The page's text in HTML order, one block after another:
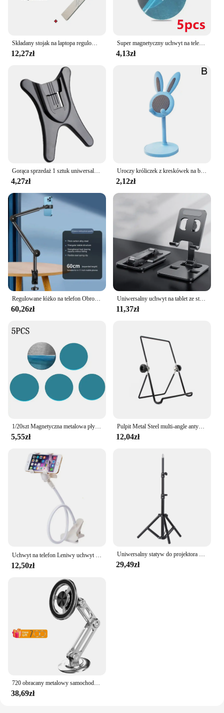
Składany stojak na laptopa regulowany przenośny uchwyt na notebooka z podstawką ABS do macbooka Air Pro akcesoria wygodne
12,27zł
Super magnetyczny uchwyt na telefon samochodowy na deskę rozdzielczą uchwyt na telefon komórkowy uchwyt magnetyczny w samochodzie dla iPhone 13 12 Samsung Redmi Xiaomi
4,13zł
Gorąca sprzedaż 1 sztuk uniwersalny wspornik lampy błyskowej stóp uchwyt stojak dostaw dla akcesoria do aparatu 2022 nowy A0z9
4,27zł
Uroczy króliczek z kreskówek na biurko Uchwyt na telefon komórkowy Stojak na smartfon Uchwyt na tablet Regulowany teleskopowy wspornik podnoszący dla leniwych
2,12zł
Regulowane łóżko na telefon Obrotowy o 360 stopni uchwyt dla leniwych Uchwyt z długim ramieniem Stojak na telefon o przekątnej 4 ~ 12,9 cala Boczny uchwyt na telefon
60,26zł
Uniwersalny uchwyt na tablet ze stopu aluminium do iPada Regulowany, elastyczny, składany, leniwy, stacjonarny uchwyt na telefon komórkowy na żywo
11,37zł
1/20szt Magnetyczna metalowa płytka do magnetycznego uchwytu samochodowego na telefon Uniwersalny stojak na naklejki z blachy żelaznej Uchwyt magnetyczny na telefon komórkowy
5,55zł
Pulpit Metal Steel multi-angle antypoślizgowy przenośny składany regulowany stojak uchwyt na IPad 2 3 4 Air Mini Tablet stojak uchwyt
12,04zł
Uchwyt na telefon Leniwy uchwyt na telefon komórkowy Uniwersalny uchwyt na wszystkie telefony Elastyczne długie ramię 360° ℃ Zmiana regulowanej długości
12,50zł
Uniwersalny statyw do projektora Rozciągliwy uchwyt do projektora Przenośny uchwyt ze stopu aluminium Regulowana wysokość do projektu LCD
29,49zł
720 obracany metalowy samochodowy magnetyczny uchwyt na telefon składany stojak na telefon Magsafe odpowietrznik mocowanie magnetyczne wsparcie GPS dla wszystkich telefonów
38,69zł